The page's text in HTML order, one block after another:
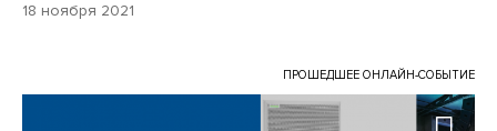
18 ноября 2021
ПРОШЕДШЕЕ ОНЛАЙН-СОБЫТИЕ